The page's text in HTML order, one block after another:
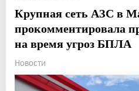
Крупная сеть АЗС в
прокомментировала
на время угроз БПЛА
Новости